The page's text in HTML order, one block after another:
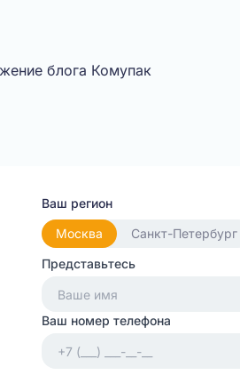
Ваш регион
Москва
Санкт-Петербург
Представьтесь
Ваш номер телефона